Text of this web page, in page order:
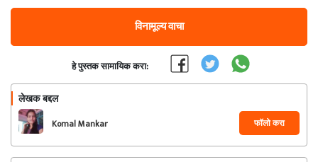
विनामूल्य वाचा
हे पुस्तक सामायिक करा:
लेखक बद्दल
Komal Mankar फॉलो करा